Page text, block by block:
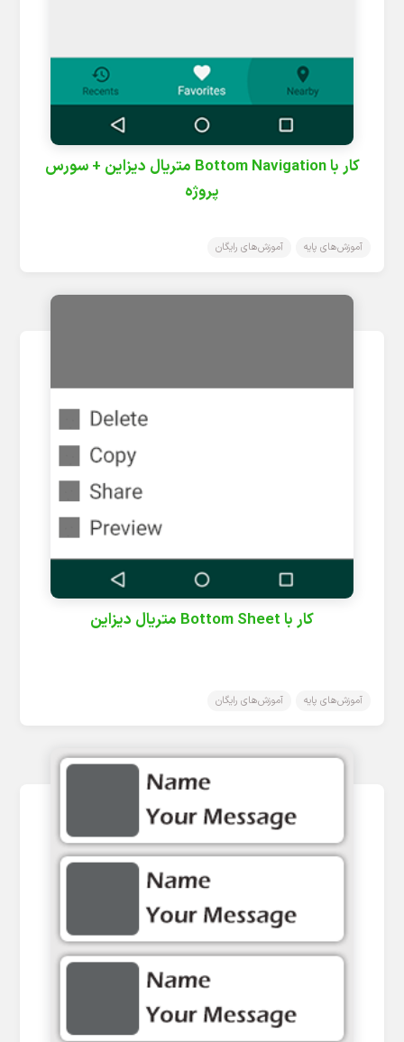
کار با Bottom Navigation متریال دیزاین + سورس
پروژه
آموزش‌های پایه آموزش‌های رایگان
کار با Bottom Sheet متریال دیزاین
آموزش‌های پایه آموزش‌های رایگان